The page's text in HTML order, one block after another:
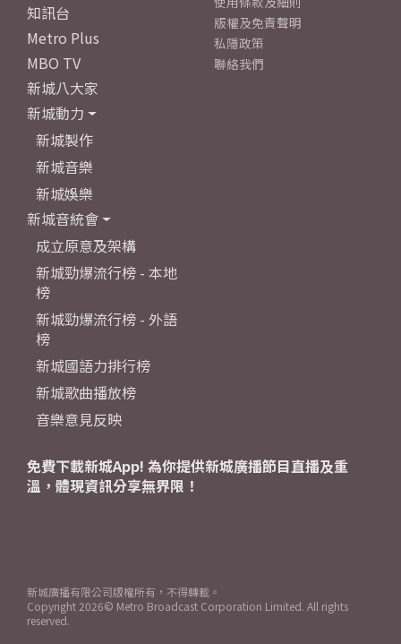
知訊台
Metro Plus
MBO TV
新城八大家
新城動力
新城製作
新城音樂
新城娛樂
新城音統會
成立原意及架構
新城勁爆流行榜 - 本地
榜
新城勁爆流行榜 - 外語
榜
新城國語力排行榜
新城歌曲播放榜
音樂意見反映
版權及免責聲明
私隱政策
聯絡我們
免費下載新城App! 為你提供新城廣播節目直播及重
溫，體現資訊分享無界限！
新城廣播有限公司版權所有，不得轉載。
Copyright 2026© Metro Broadcast Corporation Limited. All rights
reserved.